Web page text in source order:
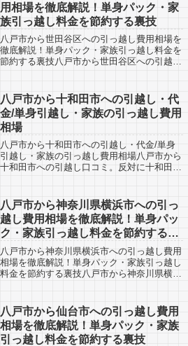
用相場を徹底解説！単身パック・家
族引っ越し料金を節約する裏技
八戸市から世田谷区への引っ越し費用相場を
徹底解説！単身パック・家族引っ越し料金を
節約する裏技八戸市から世田谷区への引越し
田谷区へは約670kmとかなりの長距離。...
八戸市から十和田市への引越し・代
金/単身引越し・家族の引っ越し費用
相場
八戸市から十和田市への引越し・代金/単身
引越し・家族の引っ越し費用相場八戸市から
十和田市への引越し口コミ。反対に十和田市
から端まで行くと想定しても、片道で車で...
八戸市から神奈川県横浜市への引っ
越し費用相場を徹底解説！単身パッ
ク・家族引っ越し料金を節約する裏
技
八戸市から神奈川県横浜市への引っ越し費用
相場を徹底解説！単身パック・家族引っ越し
料金を節約する裏技八戸市から神奈川県横浜
戸市から神奈川県横浜市へは約680kmと...
八戸市から仙台市への引っ越し費用
相場を徹底解説！単身パック・家族
引っ越し料金を節約する裏技